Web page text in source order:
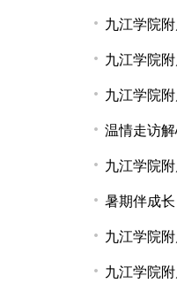
九江学院
九江学院
九江学院
温情走访
九江学院
暑期伴成
九江学院
九江学院